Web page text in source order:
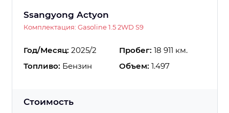
Ssangyong Actyon
Комплектация: Gasoline 1.5 2WD S9
Год/Месяц: 2025/2 Пробег: 18 911 км.
Топливо: Бензин Объем: 1.497
Стоимость